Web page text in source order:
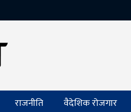
राजनीति वैदेशिक रोजगार